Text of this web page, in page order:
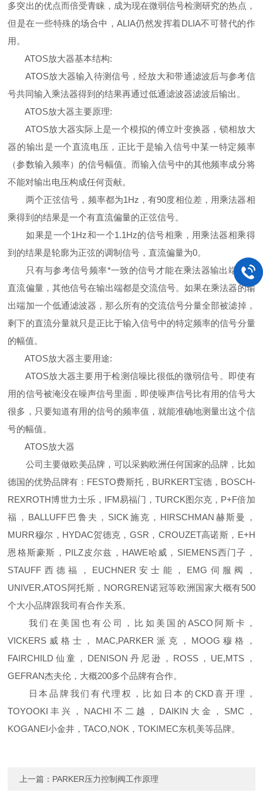
多突出的优点而倍受青睐，成为现在微弱信号检测研究的热点，
但是在一些特殊的场合中，ALIA仍然发挥着DLIA不可替代的作
用。
ATOS放大器基本结构:
ATOS放大器输入待测信号，经放大和带通滤波后与参考信
号共同输入乘法器得到的结果再通过低通滤波器滤波后输出。
ATOS放大器主要原理:
ATOS放大器实际上是一个模拟的傅立叶变换器，锁相放大
器的输出是一个直流电压，正比于是输入信号中某一特定频率
（参数输入频率）的信号幅值。而输入信号中的其他频率成分将
不能对输出电压构成任何贡献。
两个正弦信号，频率都为1Hz，有90度相位差，用乘法器相
乘得到的结果是一个有直流偏量的正弦信号。
如果是一个1Hz和一个1.1Hz的信号相乘，用乘法器相乘得
到的结果是轮廓为正弦的调制信号，直流偏量为0。
只有与参考信号频率*一致的信号才能在乘法器输出端得到
直流偏量，其他信号在输出端都是交流信号。如果在乘法器的输
出端加一个低通滤波器，那么所有的交流信号分量全部被滤掉，
剩下的直流分量就只是正比于输入信号中的特定频率的信号分量
的幅值。
ATOS放大器主要用途:
ATOS放大器主要用于检测信噪比很低的微弱信号。即使有
用的信号被淹没在噪声信号里面，即使噪声信号比有用的信号大
很多，只要知道有用的信号的频率值，就能准确地测量出这个信
号的幅值。
ATOS放大器
公司主要做欧美品牌，可以采购欧洲任何国家的品牌，比如
德国的优势品牌有：FESTO费斯托，BURKERT宝德，BOSCH-
REXROTH博世力士乐，IFM易福门，TURCK图尔克，P+F倍加
福，BALLUFF巴鲁夫，SICK施克，HIRSCHMAN赫斯曼，
MURR穆尔，HYDAC贺德克，GSR，CROUZET高诺斯，E+H
恩格斯豪斯，PILZ皮尔兹，HAWE哈威，SIEMENS西门子，
STAUFF西德福，EUCHNER安士能，EMG伺服阀，
UNIVER,ATOS阿托斯，NORGREN诺冠等欧洲国家大概有500
个大小品牌跟我司有合作关系。
我们在美国也有公司，比如美国的ASCO阿斯卡，
VICKERS威格士，MAC,PARKER派克，MOOG穆格，
FAIRCHILD仙童，DENISON丹尼逊，ROSS，UE,MTS，
GEFRAN杰夫伦，大概200多个品牌有合作。
日本品牌我们有代理权，比如日本的CKD喜开理，
TOYOOKI丰兴，NACHI不二越，DAIKIN大金，SMC，
KOGANEI小金井，TACO,NOK，TOKIMEC东机美等品牌。
上一篇： PARKER压力控制阀工作原理